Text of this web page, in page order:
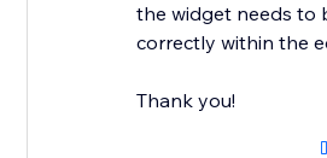
the widget needs to
correctly within the
Thank you!